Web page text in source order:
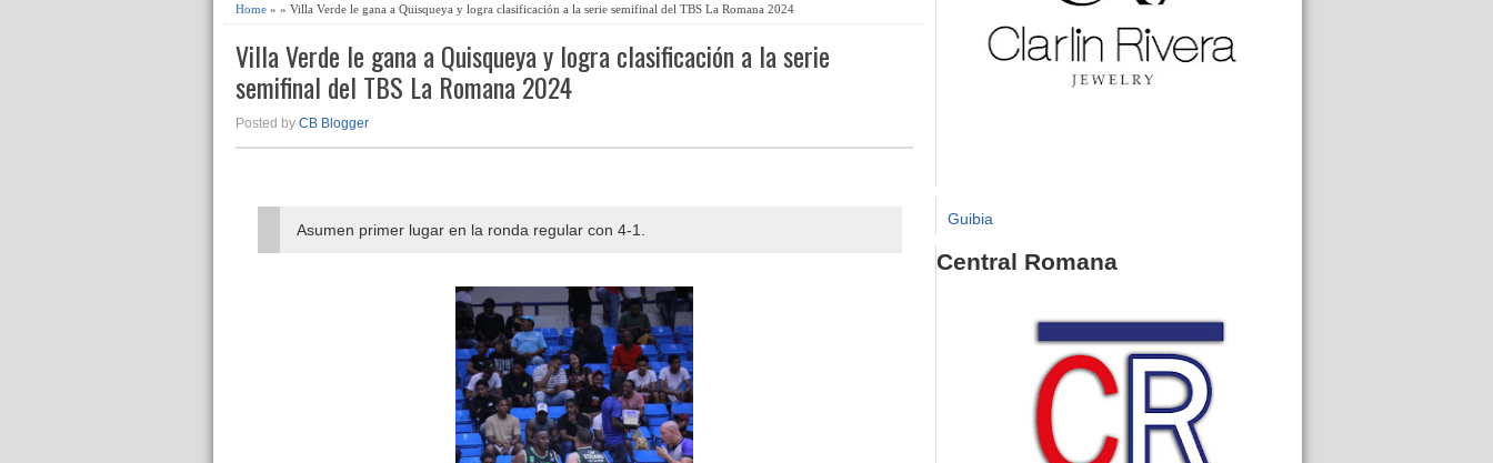
Home » » Villa Verde le gana a Quisqueya y logra clasificación a la serie semifinal del TBS La Romana 2024
Villa Verde le gana a Quisqueya y logra clasificación a la serie
semifinal del TBS La Romana 2024
Posted by CB Blogger
Asumen primer lugar en la ronda regular con 4-1.
Guibia
Central Romana